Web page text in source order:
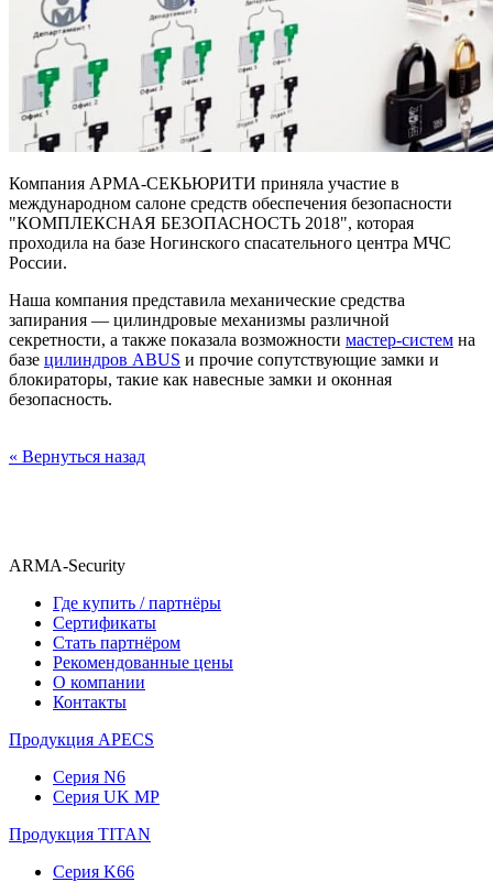
Компания АРМА-СЕКЬЮРИТИ приняла участие в
международном салоне средств обеспечения безопасности
"КОМПЛЕКСНАЯ БЕЗОПАСНОСТЬ 2018", которая
проходила на базе Ногинского спасательного центра МЧС
России.
Наша компания представила механические средства
запирания — цилиндровые механизмы различной
секретности, а также показала возможности мастер-систем на
базе цилиндров ABUS и прочие сопутствующие замки и
блокираторы, такие как навесные замки и оконная
безопасность.
« Вернуться назад
ARMA-Security
Где купить / партнёры
Сертификаты
Стать партнёром
Рекомендованные цены
О компании
Контакты
Продукция APECS
Серия N6
Серия UK MP
Продукция TITAN
Серия K66